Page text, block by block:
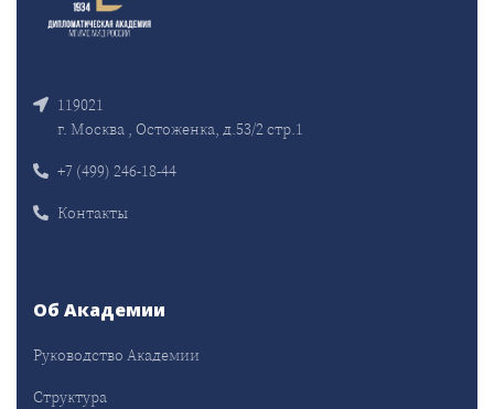
119021
г. Москва , Остоженка, д.53/2 стр.1
+7 (499) 246-18-44
Контакты
Об Академии
Руководство Академии
Структура